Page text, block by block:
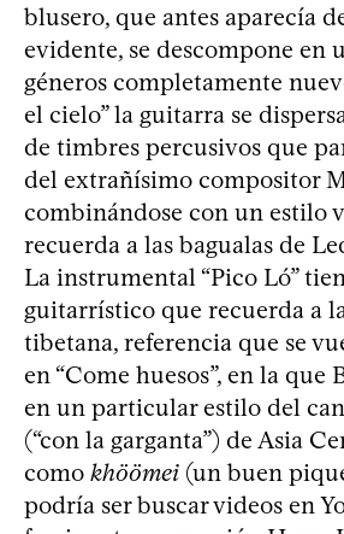
blusero, que antes aparecía
evidente, se descompone en
géneros completamente
el cielo” la guitarra se
de timbres percusivos que
del extrañísimo compositor
combinándose con un estilo
recuerda a las bagualas de
La instrumental “Pico Ló”
guitarrístico que recuerda a
tibetana, referencia que se
en “Come huesos”, en la que
en un particular estilo del
(“con la garganta”) de Asia
como khöömei (un buen
podría ser buscar videos en